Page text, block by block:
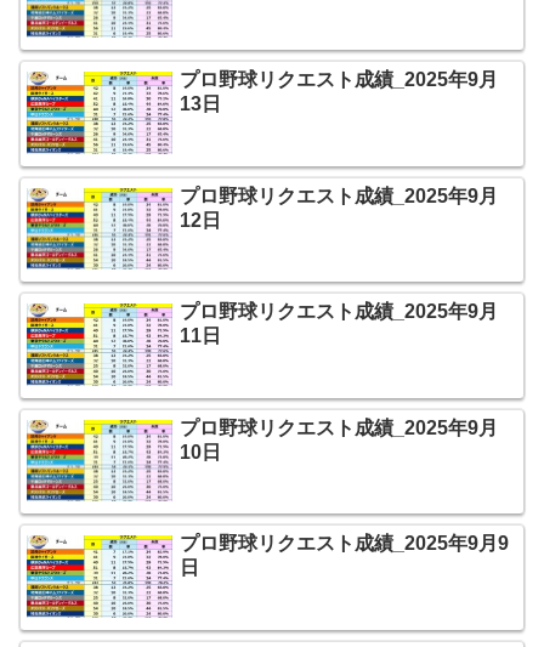
プロ野球リクエスト成績_2025年9月
13日
プロ野球リクエスト成績_2025年9月
12日
プロ野球リクエスト成績_2025年9月
11日
プロ野球リクエスト成績_2025年9月
10日
プロ野球リクエスト成績_2025年9月9
日